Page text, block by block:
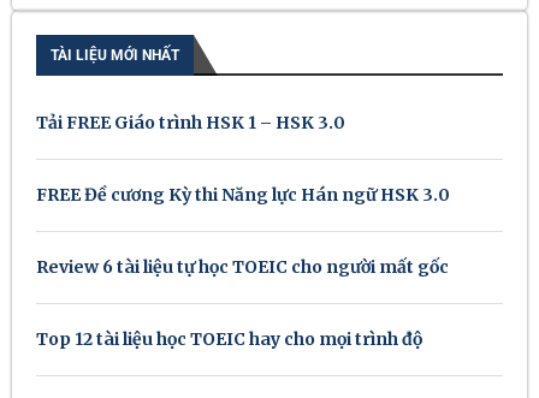
TÀI LIỆU MỚI NHẤT
Tải FREE Giáo trình HSK 1 – HSK 3.0
FREE Đề cương Kỳ thi Năng lực Hán ngữ HSK 3.0
Review 6 tài liệu tự học TOEIC cho người mất gốc
Top 12 tài liệu học TOEIC hay cho mọi trình độ